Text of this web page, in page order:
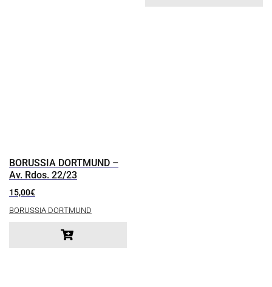
BORUSSIA DORTMUND –
Av. Rdos. 22/23
15,00€
BORUSSIA DORTMUND